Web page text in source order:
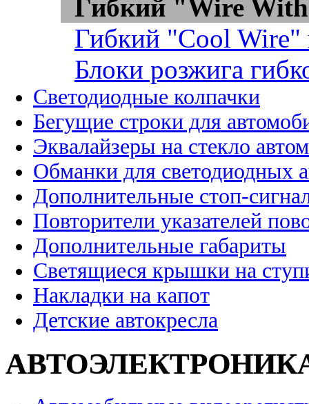
Гибкий "Wire
Гибкий "Cool Wire"
Блоки розжига
Светодиодные колпачки
Бегущие строки для
Эквалайзеры на стекло
Обманки для светодиодных
Дополнительные стоп-
Повторители указателей
Дополнительные габариты
Светящиеся крышки на
Накладки на капот
Детские автокресла